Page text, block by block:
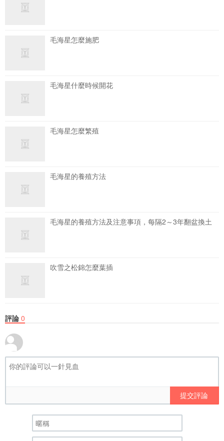
毛海星怎麼施肥
毛海星什麼時候開花
毛海星怎麼繁殖
毛海星的養殖方法
毛海星的養殖方法及注意事項，每隔2～3年翻盆換土
吹雪之松錦怎麼葉插
評論 0
提交評論